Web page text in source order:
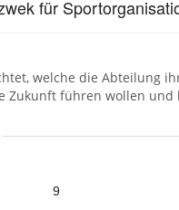
für
welche die Abteilung
führen wollen
9